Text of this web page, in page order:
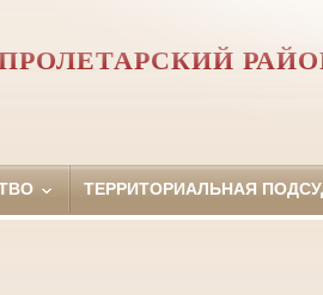
ТЕРРИТОРИАЛЬНАЯ